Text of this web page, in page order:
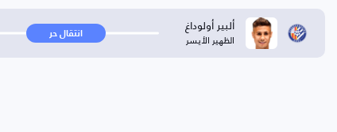
ألبير أولوداغ
الظهير الأيسر انتقال حر